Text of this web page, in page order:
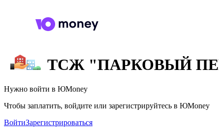
ТСЖ "ПАРКОВЫЙ
Нужно войти в ЮMoney
Чтобы заплатить, войдите или зарегистрируйтесь в ЮMoney
ВойтиЗарегистрироваться